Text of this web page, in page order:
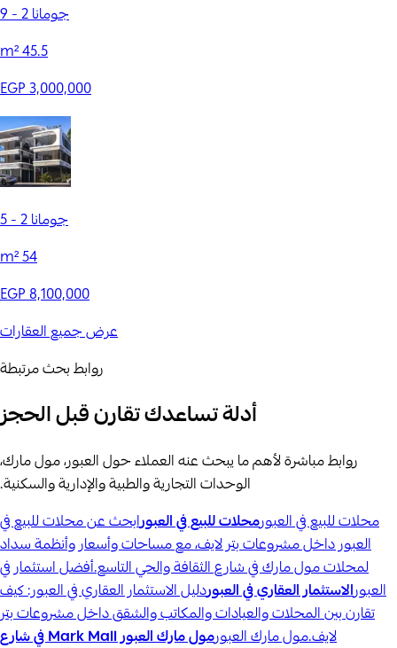
جومانا 2 - 9
45.5
m²
EGP 3,000,000
جومانا 2 - 5
54
m²
EGP 8,100,000
عرض جميع العقارات
روابط بحث مرتبطة
أدلة تساعدك تقارن قبل الحجز
روابط مباشرة لأهم ما يبحث عنه العملاء حول العبور، مول مارك،
الوحدات التجارية والطبية والإدارية والسكنية.
محلات للبيع في العبورمحلات للبيع في العبورابحث عن محلات للبيع في
العبور داخل مشروعات بتر لايف، مع مساحات وأسعار وأنظمة سداد
لمحلات مول مارك في شارع الثقافة والحي التاسع.أفضل استثمار في
العبورالاستثمار العقاري في العبوردليل الاستثمار العقاري في العبور: كيف
تقارن بين المحلات والعيادات والمكاتب والشقق داخل مشروعات بتر
لايف.مول مارك العبور
مول مارك العبور Mark Mall في شارع